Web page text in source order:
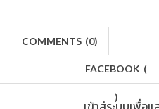
COMMENTS (0)
FACEBOOK (
)